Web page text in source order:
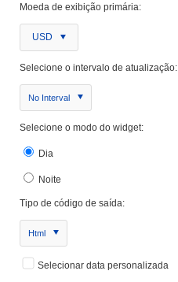
Moeda de exibição primária:
USD
Selecione o intervalo de atualização:
No Interval
Selecione o modo do widget:
Dia
Noite
Tipo de código de saída:
Html
Selecionar data personalizada